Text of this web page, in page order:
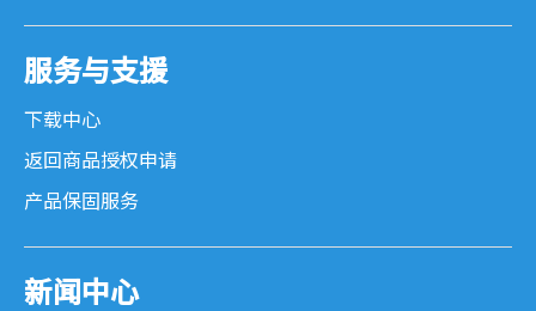
服务与支援
下载中心
返回商品授权申请
产品保固服务
新闻中心